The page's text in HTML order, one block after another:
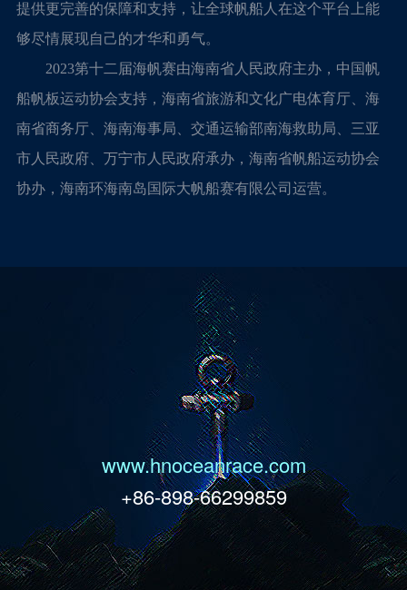
提供更完善的保障和支持，让全球帆船人在这个平台上能
够尽情展现自己的才华和勇气。
2023第十二届海帆赛由海南省人民政府主办，中国帆
船帆板运动协会支持，海南省旅游和文化广电体育厅、海
南省商务厅、海南海事局、交通运输部南海救助局、三亚
市人民政府、万宁市人民政府承办，海南省帆船运动协会
协办，海南环海南岛国际大帆船赛有限公司运营。
www.hnoceanrace.com
+86-898-66299859